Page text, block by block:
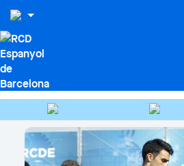
Cercar